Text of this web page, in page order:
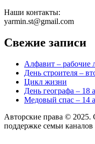
Наши контакты:
yarmin.st@gmail.com
Свежие записи
Алфавит – рабочие
День строителя –
Цикл жизни
День географа – 18
Медовый спас – 14
Авторские права © 2025.
поддержке семьи